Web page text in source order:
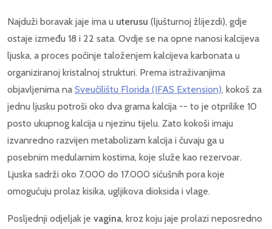
Najduži boravak jaje ima u uterusu (ljušturnoj žlijezdi), gdje
ostaje između 18 i 22 sata. Ovdje se na opne nanosi kalcijeva
ljuska, a proces počinje taloženjem kalcijeva karbonata u
organiziranoj kristalnoj strukturi. Prema istraživanjima
objavljenima na Sveučilištu Florida (IFAS Extension), kokoš za
jednu ljusku potroši oko dva grama kalcija -- to je otprilike 10
posto ukupnog kalcija u njezinu tijelu. Zato kokoši imaju
izvanredno razvijen metabolizam kalcija i čuvaju ga u
posebnim medularnim kostima, koje služe kao rezervoar.
Ljuska sadrži oko 7.000 do 17.000 sićušnih pora koje
omogućuju prolaz kisika, ugljikova dioksida i vlage.
Posljednji odjeljak je vagina, kroz koju jaje prolazi neposredno